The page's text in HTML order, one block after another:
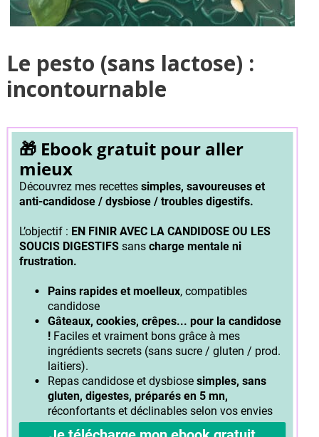
Le pesto (sans lactose) :
incontournable